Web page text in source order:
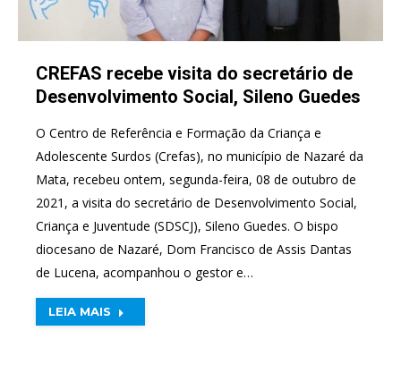
CREFAS recebe visita do secretário de
Desenvolvimento Social, Sileno Guedes
O Centro de Referência e Formação da Criança e
Adolescente Surdos (Crefas), no município de Nazaré da
Mata, recebeu ontem, segunda-feira, 08 de outubro de
2021, a visita do secretário de Desenvolvimento Social,
Criança e Juventude (SDSCJ), Sileno Guedes. O bispo
diocesano de Nazaré, Dom Francisco de Assis Dantas
de Lucena, acompanhou o gestor e…
LEIA MAIS